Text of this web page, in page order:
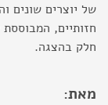
של יוצרים שונים
חזותיים,
חלק בהצגה.
מאת: